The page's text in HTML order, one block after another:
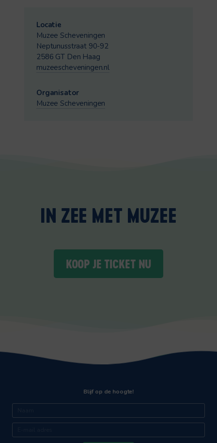
Locatie
Muzee Scheveningen
Neptunusstraat 90-92
2586 GT Den Haag
muzeescheveningen.nl
Organisator
Muzee Scheveningen
IN ZEE MET MUZEE
KOOP JE TICKET NU
Blijf op de hoogte!